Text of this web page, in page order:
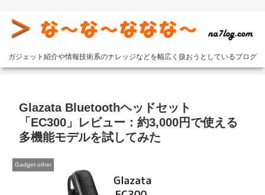
ガジェット紹介や情報技術系のナレッジなどを幅広く扱おうとしているブログ
Glazata Bluetoothヘッドセット
「EC300」レビュー：約3,000円で使える
多機能モデルを試してみた
Gadget-other